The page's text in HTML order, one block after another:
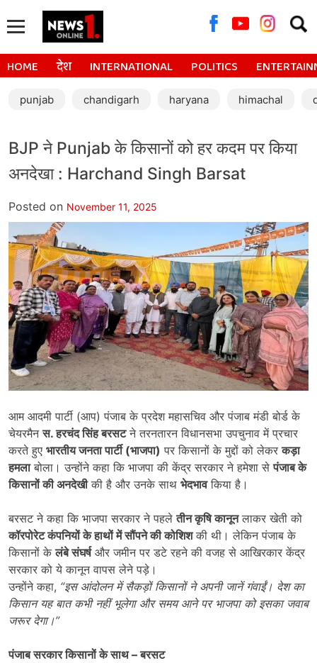
for:
HOME देश INTERNATIONAL POLITICS
punjab chandigarh haryana himachal
BJP ने Punjab के किसानों को हर कदम पर किया
अनदेखा : Harchand Singh Barsat
Posted on November 11, 2025
आम आदमी पार्टी (आप) पंजाब के प्रदेश महासचिव और पंजाब मंडी बोर्ड के
चेयरमैनस. हरचंद सिंह बरसटने तरनतारन विधानसभा उपचुनाव में प्रचार
करते हुए भारतीय जनता पार्टी (भाजपा) पर किसानों के मुद्दों को लेकरकड़ा
हमलाबोला। उन्होंने कहा कि भाजपा की केंद्र सरकार ने हमेशा सेपंजाब के
किसानों की अनदेखीकी है और उनके साथ भेदभावकिया है।
बरसट ने कहा कि भाजपा सरकार ने पहलेतीन कृषि कानूनलाकर खेती को
कॉरपोरेट कंपनियों के हाथों में सौंपने की कोशिशकी थी। लेकिन पंजाब के
किसानों केलंबे संघर्षऔर जमीन पर डटे रहने की वजह से आखिरकार केंद्र
सरकार को ये कानून वापस लेने पड़े।
उन्होंने कहा, “इस आंदोलन में सैकड़ों किसानों ने अपनी जानें गंवाईं। देश का
किसान यह बात कभी नहीं भूलेगा और समय आने पर भाजपा को इसका जवाब
जरूर देगा।”
पंजाब सरकार किसानों के साथ–बरसट